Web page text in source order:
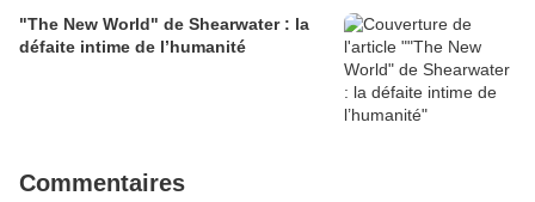
"The New World" de Shearwater : la
défaite intime de l’humanité
Commentaires